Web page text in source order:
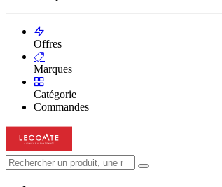
Offres
Marques
Catégorie
Commandes